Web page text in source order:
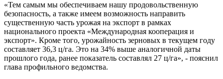
«Тем самым мы обеспечиваем нашу продовольственную
безопасность, а также имеем возможность направить
существенную часть урожая на экспорт в рамках
национального проекта «Международная кооперация и
экспорт». Кроме того, урожайность зерновых в текущем году
составляет 36,3 ц/га. Это на 34% выше аналогичной даты
прошлого года, ранее показатель составлял 27 ц/га», - пояснил
глава профильного ведомства.